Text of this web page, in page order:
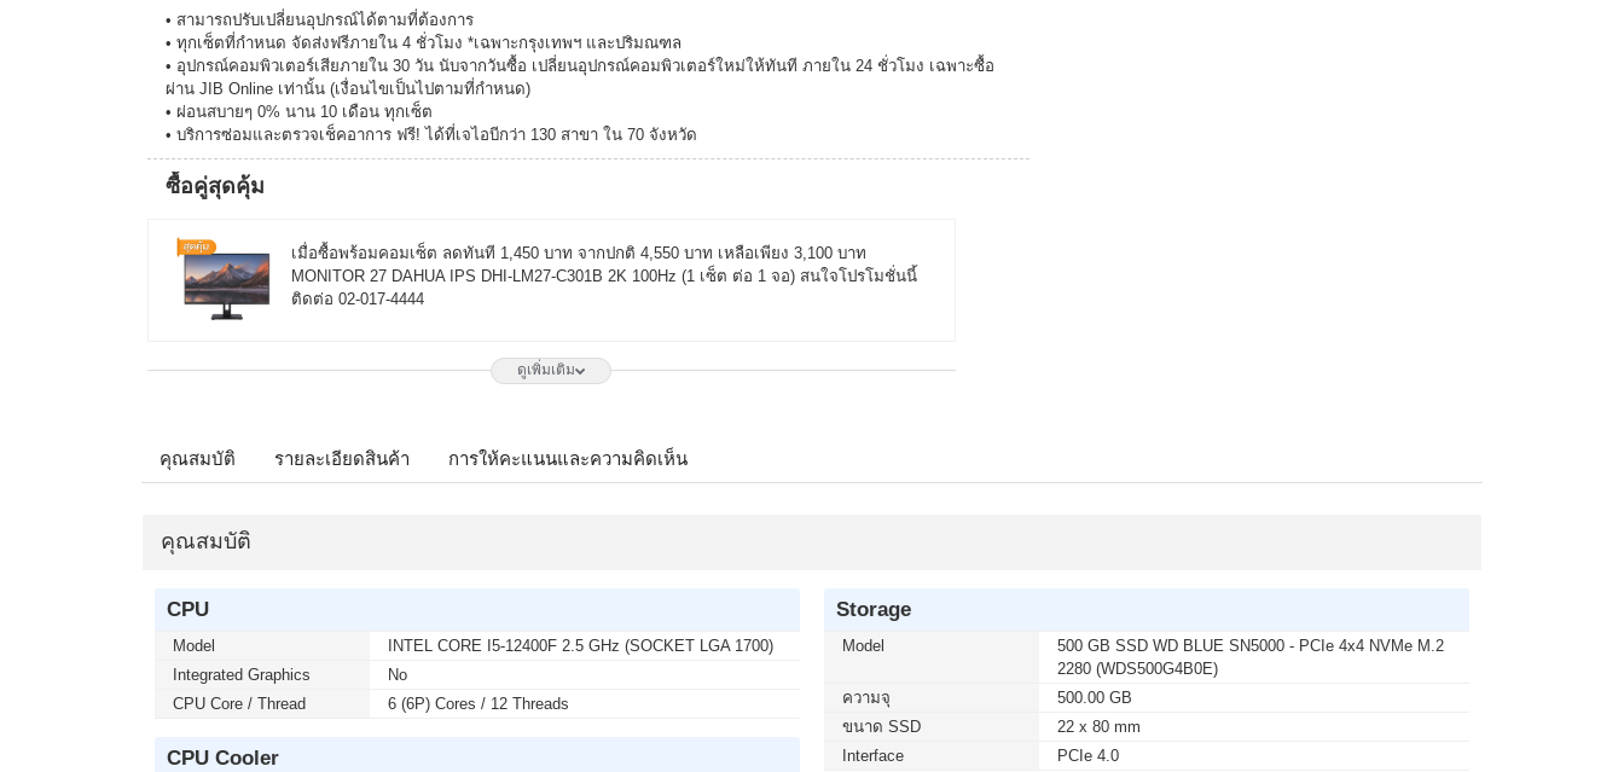
• สามารถปรับเปลี่ยนอุปกรณ์ได้ตามที่ต้องการ
• ทุกเซ็ตที่กำหนด จัดส่งฟรีภายใน 4 ชั่วโมง *เฉพาะกรุงเทพฯ และปริมณฑล
• อุปกรณ์คอมพิวเตอร์เสียภายใน 30 วัน นับจากวันซื้อ เปลี่ยนอุปกรณ์คอมพิวเตอร์ใหม่ให้ทันที ภายใน 24 ชั่วโมง เฉพาะซื้อ
ผ่าน JIB Online เท่านั้น (เงื่อนไขเป็นไปตามที่กำหนด)
• ผ่อนสบายๆ 0% นาน 10 เดือน ทุกเซ็ต
• บริการซ่อมและตรวจเช็คอาการ ฟรี! ได้ที่เจไอบีกว่า 130 สาขา ใน 70 จังหวัด
ซื้อคู่สุดคุ้ม
เมื่อซื้อพร้อมคอมเซ็ต ลดทันที 1,450 บาท จากปกติ 4,550 บาท เหลือเพียง 3,100 บาท
MONITOR 27 DAHUA IPS DHI-LM27-C301B 2K 100Hz (1 เซ็ต ต่อ 1 จอ) สนใจโปรโมชั่นนี้
ติดต่อ 02-017-4444
เมื่อซื้อพร้อมคอมเซ็ต ลดทันที 1,750 บาท จากปกติ 6,650 บาท เหลือเพียง 4,900 บาท
บริการ Onsite Service ติดตั้งคอมพิวเตอร์ถึงบ้านคุณ เมื่อซื้อพร้อมคอมเซ็ต ลดทันที 200 บาท
จากปกติ 1,000 บาท เหลือเพียง 800 บาท (เฉพาะกรุงเทพฯ และปริมณฑล) สนใจโปรโมชั่นนี้
ติดต่อ 02-017-4444
ดูเพิ่มเติม
คุณสมบัติ รายละเอียดสินค้า การให้คะแนนและความคิดเห็น
คุณสมบัติ
CPU
Model
INTEL CORE I5-12400F 2.5 GHz (SOCKET LGA 1700)
Integrated Graphics
No
CPU Core / Thread
6 (6P) Cores / 12 Threads
CPU Cooler
Storage
Model
500 GB SSD WD BLUE SN5000 - PCIe 4x4 NVMe M.2
2280 (WDS500G4B0E)
ความจุ
500.00 GB
ขนาด SSD
22 x 80 mm
Interface
PCIe 4.0